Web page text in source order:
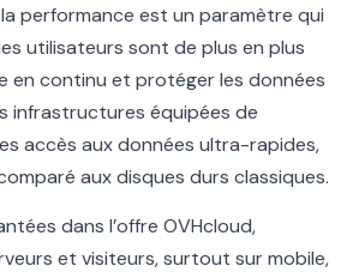
performance est un paramètre qui
utilisateurs sont de plus en plus
en continu et protéger les données
infrastructures équipées de
accès aux données ultra-rapides,
aux disques durs classiques.
dans l’offre OVHcloud,
et visiteurs, surtout sur mobile,